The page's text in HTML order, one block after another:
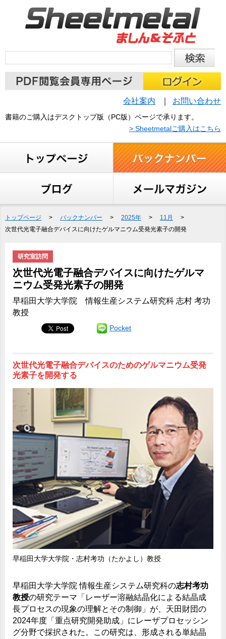
会社案内 お問い合わせ
書籍のご購入はデスクトップ版（PC版）ページで承ります。
> Sheetmetalご購入はこちら
トップページ > バックナンバー > 2025年 > 11月
>
次世代光電子融合デバイスに向けたゲルマニウム受発光素子の開発
研究室訪問
次世代光電子融合デバイスに向けたゲルマ
ニウム受発光素子の開発
早稲田大学大学院 情報生産システム研究科 志村 考功
教授
Pocket
次世代光電子融合デバイスのためのゲルマニウム受発
光素子を開発する
早稲田大学大学院・志村考功（たかよし）教授
早稲田大学大学院 情報生産システム研究科の志村考功
教授の研究テーマ「レーザー溶融結晶化による結晶成
長プロセスの現象の理解とその制御」が、天田財団の
2024年度「重点研究開発助成」にレーザプロセッシン
グ分野で採択された。この研究は、形成される単結晶